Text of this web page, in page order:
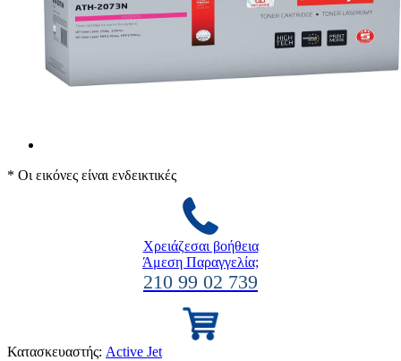
* Οι εικόνες είναι ενδεικτικές
Χρειάζεσαι βοήθεια
Άμεση Παραγγελία;
210 99 02 739
Κατασκευαστής: Active Jet